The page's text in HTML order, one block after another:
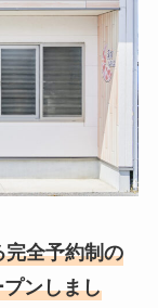
完全予約制の
ンしまし